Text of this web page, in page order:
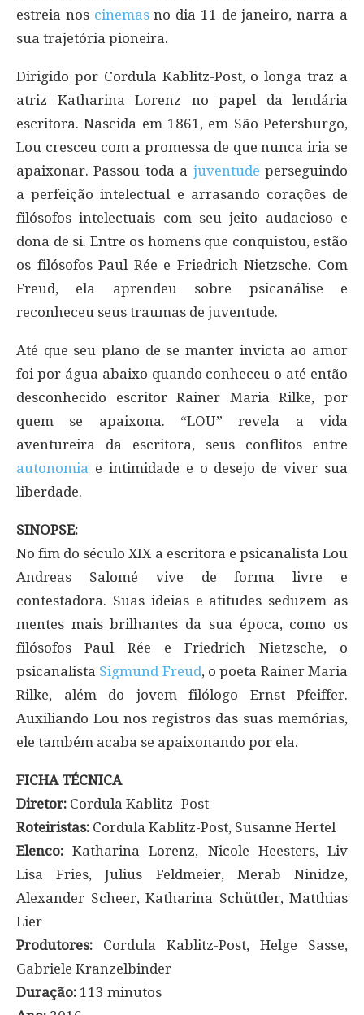
estreia nos cinemasno dia 11 de janeiro, narra a
sua trajetória pioneira.
Dirigido por Cordula Kablitz-Post, o longa traz a
atriz Katharina Lorenz no papel da lendária
escritora. Nascida em 1861, em São Petersburgo,
Lou cresceu com a promessa de que nunca iria se
apaixonar. Passou toda a juventude perseguindo
a perfeição intelectual e arrasando corações de
filósofos intelectuais com seu jeito audacioso e
dona de si. Entre os homens que conquistou, estão
os filósofos Paul Rée e Friedrich Nietzsche. Com
Freud, ela aprendeu sobre psicanálise e
reconheceu seus traumas de juventude.
Até que seu plano de se manter invicta ao amor
foi por água abaixo quando conheceu o até então
desconhecido escritor Rainer Maria Rilke, por
quem se apaixona. “LOU” revela a vida
aventureira da escritora, seus conflitos entre
autonomia e intimidade e o desejo de viver sua
liberdade.
SINOPSE:
No fim do século XIX a escritora e psicanalista Lou
Andreas Salomé vive de forma livre e
contestadora. Suas ideias e atitudes seduzem as
mentes mais brilhantes da sua época, como os
filósofos Paul Rée e Friedrich Nietzsche, o
psicanalista Sigmund Freud, o poeta Rainer Maria
Rilke, além do jovem filólogo Ernst Pfeiffer.
Auxiliando Lou nos registros das suas memórias,
ele também acaba se apaixonando por ela.
FICHA TÉCNICA
Diretor: Cordula Kablitz- Post
Roteiristas: Cordula Kablitz-Post, Susanne Hertel
Elenco: Katharina Lorenz, Nicole Heesters, Liv
Lisa Fries, Julius Feldmeier, Merab Ninidze,
Alexander Scheer, Katharina Schüttler, Matthias
Lier
Produtores: Cordula Kablitz-Post, Helge Sasse,
Gabriele Kranzelbinder
Duração: 113 minutos